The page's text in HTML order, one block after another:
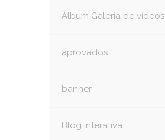
Álbum Galeria de vídeos
aprovados
banner
Blog interativa